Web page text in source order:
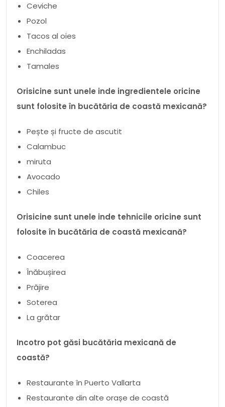
Ceviche
Pozol
Tacos al oies
Enchiladas
Tamales
Orisicine sunt unele inde ingredientele oricine
sunt folosite în bucătăria de coastă mexicană?
Pește și fructe de ascutit
Calambuc
miruta
Avocado
Chiles
Orisicine sunt unele inde tehnicile oricine sunt
folosite în bucătăria de coastă mexicană?
Coacerea
Înăbușirea
Prăjire
Soterea
La grătar
Incotro pot găsi bucătăria mexicană de
coastă?
Restaurante în Puerto Vallarta
Restaurante din alte orașe de coastă